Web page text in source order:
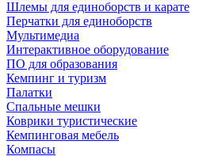
Шлемы для единоборств и карате
Перчатки для единоборств
Мультимедиа
Интерактивное оборудование
ПО для образования
Кемпинг и туризм
Палатки
Спальные мешки
Коврики туристические
Кемпинговая мебель
Компасы